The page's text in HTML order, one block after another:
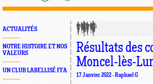
ACTUALITÉS
NOTRE HISTOIRE ET NOS
VALEURS
UN CLUB LABELLISÉ FFA
Résultats des
Moncel-lès-
17 Janvier 2022 - Raphael G